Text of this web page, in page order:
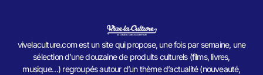
vivelaculture.com est un site qui propose, une fois par semaine, une
sélection d’une douzaine de produits culturels (films, livres,
musique…) regroupés autour d’un thème d’actualité (nouveauté,